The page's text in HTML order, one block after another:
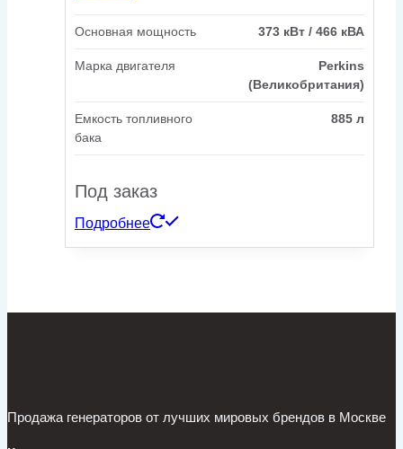
Основная мощность 373 кВт / 466 кВА
Марка двигателя
Perkins
(Великобритания)
Емкость топливного
бака
885 л
Под заказ
Подробнее
Продажа генераторов от лучших мировых брендов в Москве